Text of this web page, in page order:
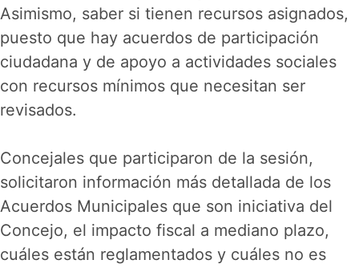
Asimismo, saber si tienen recursos asignados,
puesto que hay acuerdos de participación
ciudadana y de apoyo a actividades sociales
con recursos mínimos que necesitan ser
revisados.
Concejales que participaron de la sesión,
solicitaron información más detallada de los
Acuerdos Municipales que son iniciativa del
Concejo, el impacto fiscal a mediano plazo,
cuáles están reglamentados y cuáles no es